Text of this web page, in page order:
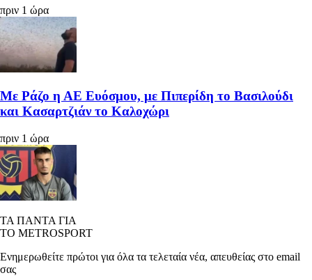
πριν 1 ώρα
Με Ράζο η ΑΕ Ευόσμου, με Πιπερίδη το Βασιλούδι
και Κασαρτζιάν το Καλοχώρι
πριν 1 ώρα
ΤΑ ΠΑΝΤΑ ΓΙΑ
ΤΟ METROSPORT
Ενημερωθείτε πρώτοι για όλα τα τελεταία νέα, απευθείας στο email
σας